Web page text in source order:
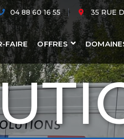
04 88 60 16 55 35 RUE
FAIRE OFFRES